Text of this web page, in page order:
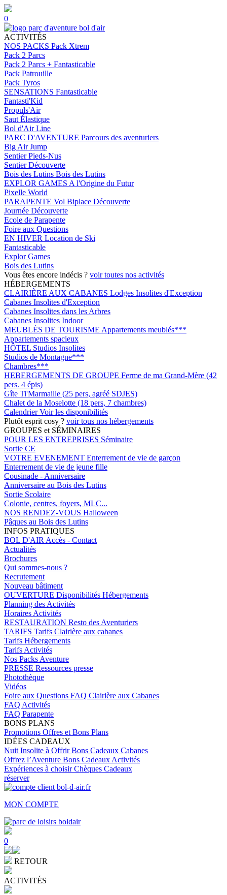
0
ACTIVITÉS
NOS PACKS Pack Xtrem
Pack 2 Parcs
Pack 2 Parcs + Fantasticable
Pack Patrouille
Pack Tyros
SENSATIONS Fantasticable
Fantasti'Kid
Propuls'Air
Saut Élastique
Bol d'Air Line
PARC D'AVENTURE Parcours des aventuriers
Big Air Jump
Sentier Pieds-Nus
Sentier Découverte
Bois des Lutins Bois des Lutins
EXPLOR GAMES A l'Origine du Futur
Pixelle World
PARAPENTE Vol Biplace Découverte
Journée Découverte
Ecole de Parapente
Foire aux Questions
EN HIVER Location de Ski
Fantasticable
Explor Games
Bois des Lutins
Vous êtes encore indécis ? voir toutes nos activités
HÉBERGEMENTS
CLAIRIÈRE AUX CABANES Lodges Insolites d'Exception
Cabanes Insolites d'Exception
Cabanes Insolites dans les Arbres
Cabanes Insolites Indoor
MEUBLÉS DE TOURISME Appartements meublés***
Appartements spacieux
HÔTEL Studios Insolites
Studios de Montagne***
Chambres***
HEBERGEMENTS DE GROUPE Ferme de ma Grand-Mère (42
pers. 4 épis)
Gîte Ti'Marmaille (25 pers, agréé SDJES)
Chalet de la Moselotte (18 pers, 7 chambres)
CalendrierVoir les disponibilités
Plutôt esprit cosy ? voir tous nos hébergements
GROUPES et SÉMINAIRES
POUR LES ENTREPRISES Séminaire
Sortie CE
VOTRE EVENEMENT Enterrement de vie de garçon
Enterrement de vie de jeune fille
Cousinade - Anniversaire
Anniversaire au Bois des Lutins
Sortie Scolaire
Colonie, centres, foyers, MLC...
NOS RENDEZ-VOUS Halloween
Pâques au Bois des Lutins
INFOS PRATIQUES
BOL D'AIR Accès - Contact
Actualités
Brochures
Qui sommes-nous ?
Recrutement
Nouveau bâtiment
OUVERTURE Disponibilités Hébergements
Planning des Activités
Horaires Activités
RESTAURATION Resto des Aventuriers
TARIFS Tarifs Clairière aux cabanes
Tarifs Hébergements
Tarifs Activités
Nos Packs Aventure
PRESSE Ressources presse
Photothèque
Vidéos
Foire aux Questions FAQ Clairière aux Cabanes
FAQ Activités
FAQ Parapente
BONS PLANS
Promotions Offres et Bons Plans
IDÉES CADEAUX
Nuit Insolite à OffrirBons Cadeaux Cabanes
Offrez l’Aventure Bons Cadeaux Activités
Expériences à choisirChèques Cadeaux
réserver
MON COMPTE
0
RETOUR
ACTIVITÉS